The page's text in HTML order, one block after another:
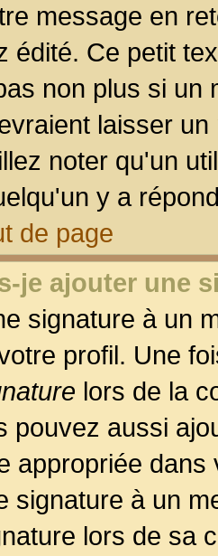
message en
édité. Ce petit
non plus si un
laisser
noter qu'un
y a
de page
je ajouter une
signature à un
profil. Une
lors de la
pouvez aussi
appropriée
signature à un
lors de sa